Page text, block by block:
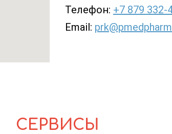
Телефон: +7 879 332-
Email:
СЕРВИСЫ